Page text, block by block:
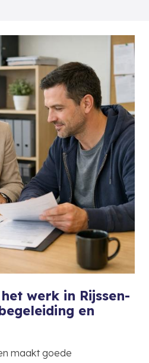
werk in Rijssen-
en
maakt goede